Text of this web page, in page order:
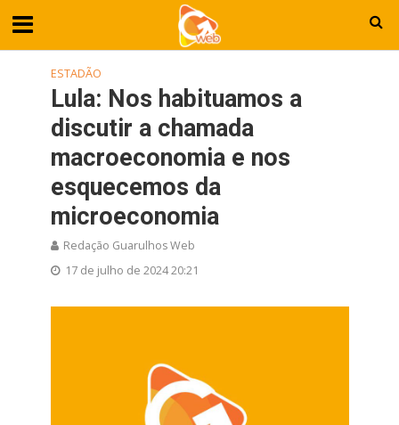
ESTADÃO
Lula: Nos habituamos a
discutir a chamada
macroeconomia e nos
esquecemos da
microeconomia
Redação Guarulhos Web
17 de julho de 2024 20:21